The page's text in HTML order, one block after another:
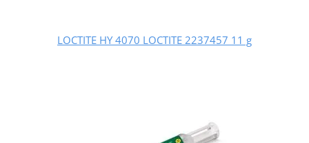
LOCTITE HY 4070 LOCTITE 2237457 11 g